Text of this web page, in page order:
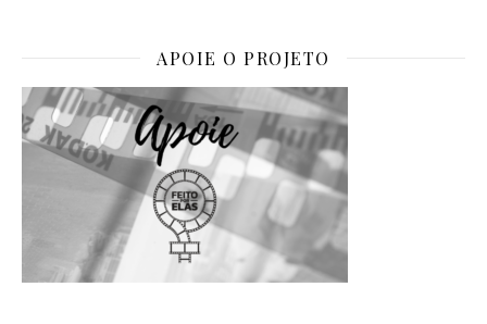
APOIE O PROJETO